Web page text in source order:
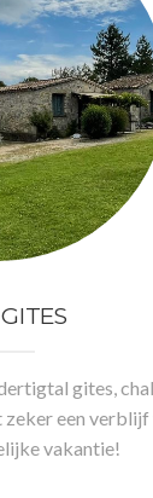
gites,
zeker een
vakantie!